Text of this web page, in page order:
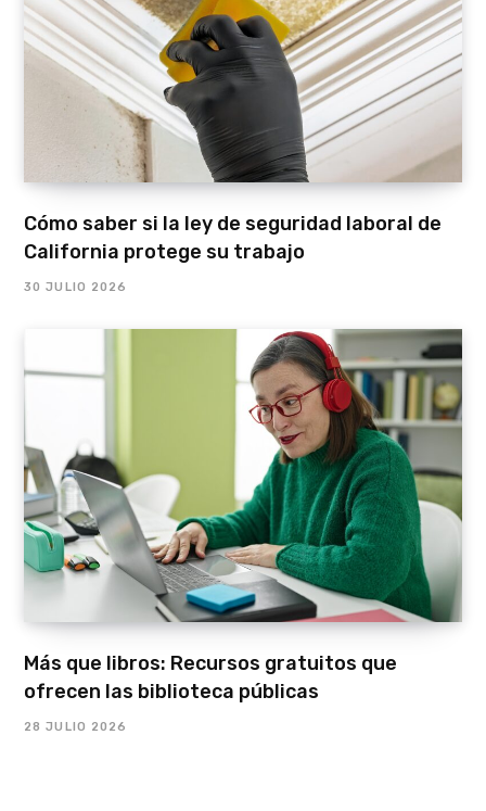
Cómo saber si la ley de seguridad laboral de
California protege su trabajo
30 JULIO 2026
Más que libros: Recursos gratuitos que
ofrecen las biblioteca públicas
28 JULIO 2026